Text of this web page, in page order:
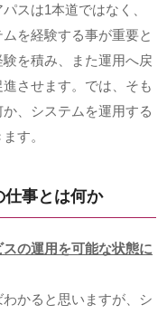
パスは1本道ではなく、
を経験する事が重要と
を積み、また運用へ戻
させます。では、そも
、システムを運用する
す。
仕事とは何か
の運用を可能な状態に
かると思いますが、シ